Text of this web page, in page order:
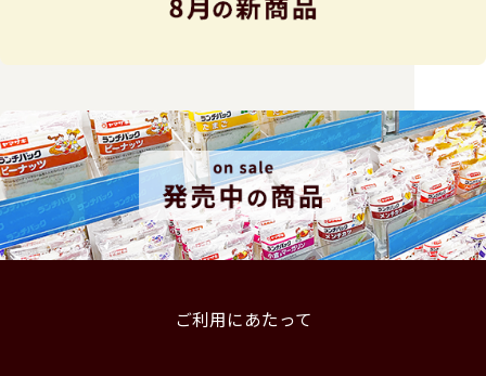
ご利用にあたって